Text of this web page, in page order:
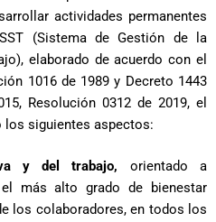
actividades permanentes
(Sistema de Gestión de la
elaborado de acuerdo con el
1016 de 1989 y Decreto 1443
Resolución 0312 de 2019, el
siguientes aspectos:
y del trabajo, orientado a
más alto grado de bienestar
los colaboradores, en todos los